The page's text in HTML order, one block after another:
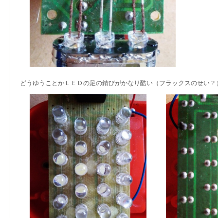
どうゆうことかＬＥＤの足の錆びがかなり酷い（フラックスのせい？